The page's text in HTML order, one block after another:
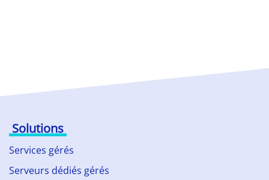
Solutions
Services gérés
Serveurs dédiés gérés